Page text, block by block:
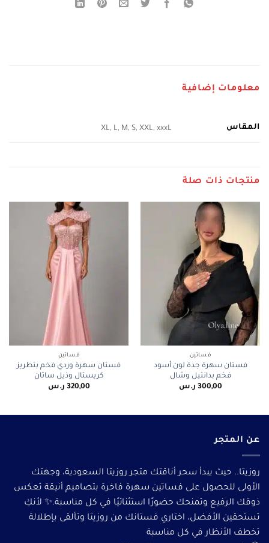
معلومات إضافية
المقاس XL, L, M, S, XXL, xxxL
منتجات ذات صلة
فساتين
فستان سهرة جدة لون أسود
فخم بدانتيل وشال
300,00 ر.س
فساتين
فستان سهرة وردي فخم بتطريز
كريستال وذيل ساتان
320,00 ر.س
عن المتجر
روزيتا.. حيث يبدأ سحر أناقتك متجر روزيتا السعودية، وجهتك
الأولى للحصول على فساتين سهرة فاخرة بتصاميم أنيقة تعكس
ذوقك الرفيع وتمنحك حضورًا استثنائيًا في كل مناسبة.✨ لأنكِ
تستحقين الأفضل، اختاري فستانك من روزيتا وتألقى بإطلالة
تخطف الأنظار في كل مناسبة